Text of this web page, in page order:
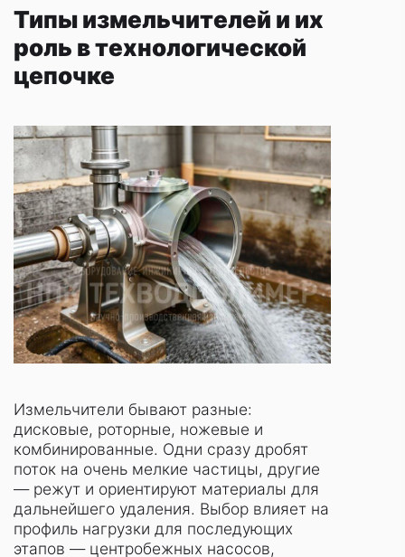
Типы измельчителей и их
роль в технологической
цепочке
Измельчители бывают разные:
дисковые, роторные, ножевые и
комбинированные. Одни сразу дробят
поток на очень мелкие частицы, другие
— режут и ориентируют материалы для
дальнейшего удаления. Выбор влияет на
профиль нагрузки для последующих
этапов — центробежных насосов,